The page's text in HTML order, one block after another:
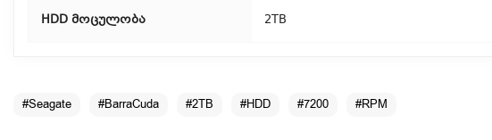
HDD მოცულობა 2TB
#Seagate #BarraCuda #2TB #HDD #7200 #RPM